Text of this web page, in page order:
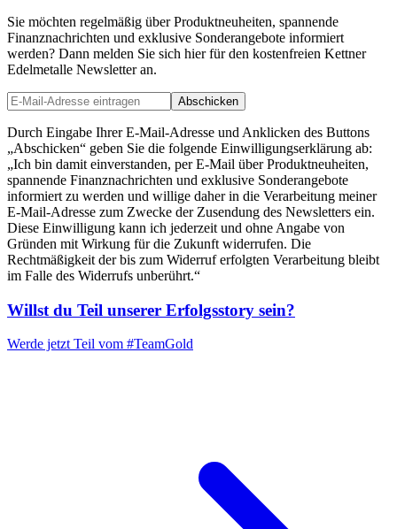
Sie möchten regelmäßig über Produktneuheiten, spannende
Finanznachrichten und exklusive Sonderangebote informiert
werden? Dann melden Sie sich hier für den kostenfreien Kettner
Edelmetalle Newsletter an.
Abschicken
Durch Eingabe Ihrer E-Mail-Adresse und Anklicken des Buttons
„Abschicken“ geben Sie die folgende Einwilligungserklärung ab:
„Ich bin damit einverstanden, per E-Mail über Produktneuheiten,
spannende Finanznachrichten und exklusive Sonderangebote
informiert zu werden und willige daher in die Verarbeitung meiner
E-Mail-Adresse zum Zwecke der Zusendung des Newsletters ein.
Diese Einwilligung kann ich jederzeit und ohne Angabe von
Gründen mit Wirkung für die Zukunft widerrufen. Die
Rechtmäßigkeit der bis zum Widerruf erfolgten Verarbeitung bleibt
im Falle des Widerrufs unberührt.“
Willst du Teil unserer Erfolgsstory sein?
Werde jetzt Teil vom #TeamGold